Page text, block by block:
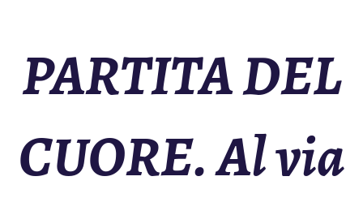
PARTITA DEL
CUORE. Al via